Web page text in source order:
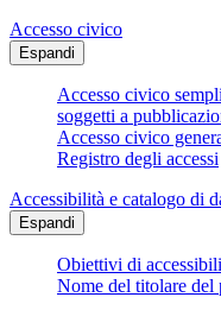
Accesso civico
Espandi
Accesso civico
soggetti a
Accesso civico
Registro degli accessi
Accessibilità e catalogo di
Espandi
Obiettivi di
Nome del titolare del